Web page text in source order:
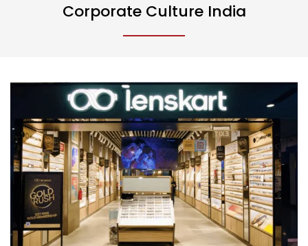
Corporate Culture India